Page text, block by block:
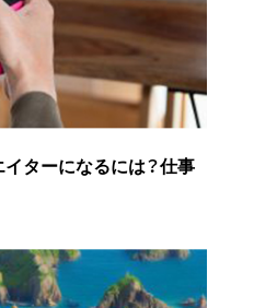
イターになるには？仕事